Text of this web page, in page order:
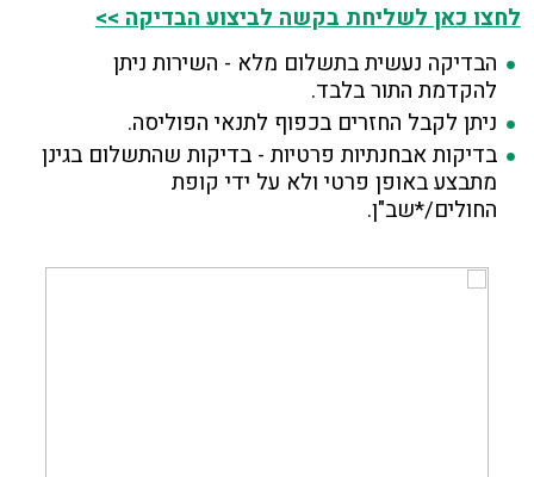
לחצו כאן לשליחת בקשה לביצוע הבדיקה >>
הבדיקה נעשית בתשלום מלא - השירות ניתן
להקדמת התור בלבד.
ניתן לקבל החזרים בכפוף לתנאי הפוליסה.
בדיקות אבחנתיות פרטיות - בדיקות שהתשלום בגינן
מתבצע באופן פרטי ולא על ידי קופת
החולים/*שב"ן.